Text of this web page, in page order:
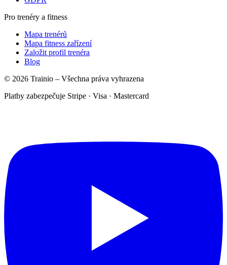
Pro trenéry a fitness
Mapa trenérů
Mapa fitness zařízení
Založit profil trenéra
Blog
© 2026 Trainio – Všechna práva vyhrazena
Platby zabezpečuje Stripe · Visa · Mastercard